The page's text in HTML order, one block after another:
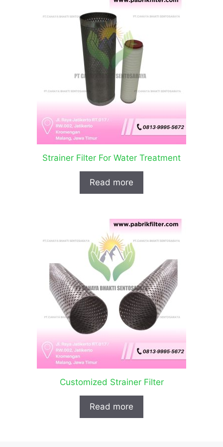
Strainer Filter For Water Treatment
Read more
Customized Strainer Filter
Read more